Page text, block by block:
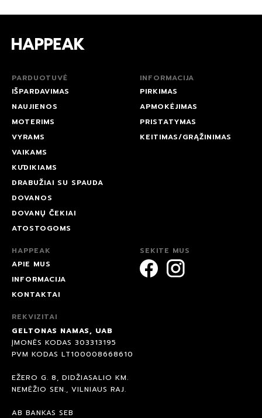
PARDUOTUVĖ
IŠPARDAVIMAS
NAUJIENOS
MOTERIMS
VYRAMS
VAIKAMS
KŪDIKIAMS
DRABUŽIAI SU SPAUDA
DOVANOS
DOVANŲ ČEKIAI
ATOSTOGOMS
INFORMACIJA
PIRKIMAS
APMOKĖJIMAS
PRISTATYMAS
KEITIMAS/GRĄŽINIMAS
HAPPEAK
APIE MUS
INFORMACIJA
KONTAKTAI
SEKITE MUS
REKVIZITAI
GELTONAS NAMAS, UAB
ĮMONĖS KODAS 303313195
PVM KODAS LT100008668610
EŽERO G. 8, DIDŽIASALIO KM.
NEMĖŽIO SEN., VILNIAUS RAJ.
AB BANKAS SEB